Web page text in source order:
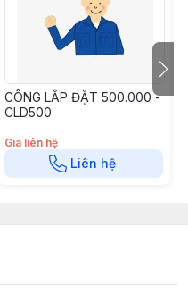
CÔNG LẮP ĐẶT 500.000 -
CLD500
Giá liên hệ
Liên hệ